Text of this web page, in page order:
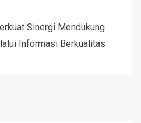
Sinergi Mendukung
Informasi Berkualitas